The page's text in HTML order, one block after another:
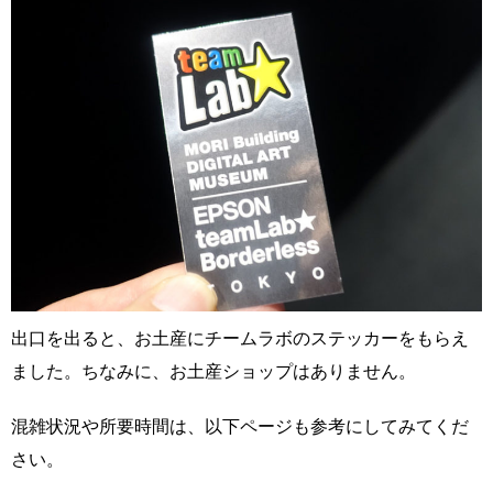
出口を出ると、お土産にチームラボのステッカーをもらえ
ました。ちなみに、お土産ショップはありません。
混雑状況や所要時間は、以下ページも参考にしてみてくだ
さい。